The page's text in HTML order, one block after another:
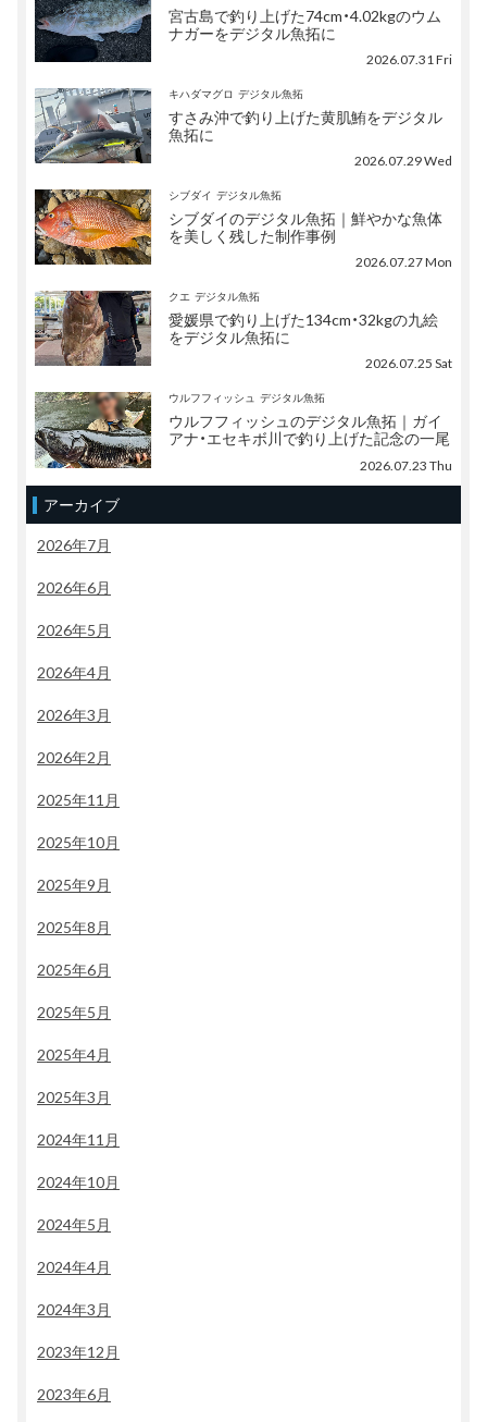
宮古島で釣り上げた74cm・4.02kgのウム
ナガーをデジタル魚拓に
2026.07.31 Fri
キハダマグロ デジタル魚拓
すさみ沖で釣り上げた黄肌鮪をデジタル
魚拓に
2026.07.29 Wed
シブダイ デジタル魚拓
シブダイのデジタル魚拓｜鮮やかな魚体
を美しく残した制作事例
2026.07.27 Mon
クエ デジタル魚拓
愛媛県で釣り上げた134cm・32kgの九絵
をデジタル魚拓に
2026.07.25 Sat
ウルフフィッシュ デジタル魚拓
ウルフフィッシュのデジタル魚拓｜ガイ
アナ・エセキボ川で釣り上げた記念の一尾
2026.07.23 Thu
アーカイブ
2026年7月
2026年6月
2026年5月
2026年4月
2026年3月
2026年2月
2025年11月
2025年10月
2025年9月
2025年8月
2025年6月
2025年5月
2025年4月
2025年3月
2024年11月
2024年10月
2024年5月
2024年4月
2024年3月
2023年12月
2023年6月